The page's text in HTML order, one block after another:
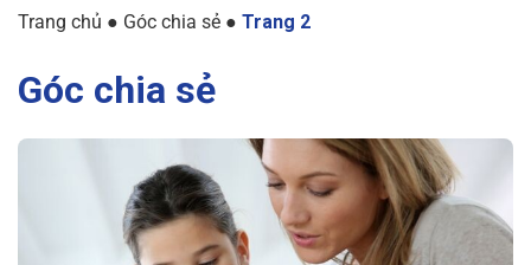
Trang chủ ● Góc chia sẻ ● Trang 2
Góc chia sẻ